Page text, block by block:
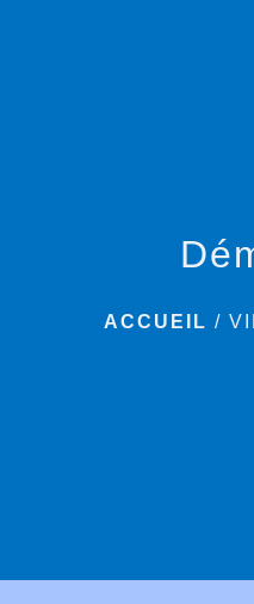
ACCUEIL /